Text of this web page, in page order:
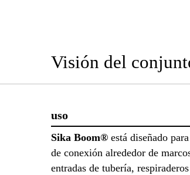
Visión del
uso
Sika Boom® está diseñado
de conexión alrededor de
entradas de tubería,